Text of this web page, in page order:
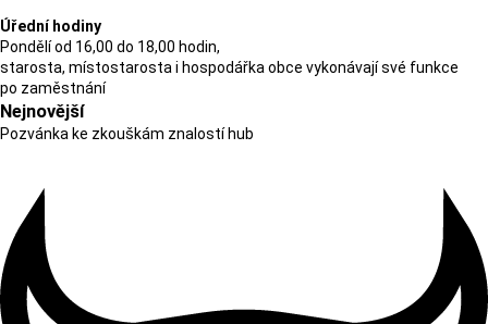
Úřední hodiny
Pondělí od 16,00 do 18,00 hodin,
starosta, místostarosta i hospodářka obce vykonávají své funkce
po zaměstnání
Nejnovější
Pozvánka ke zkouškám znalostí hub